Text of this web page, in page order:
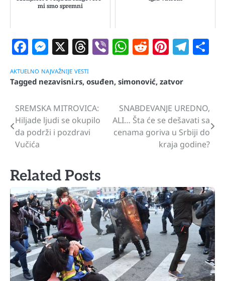
mi smo spremni
Facebook
Messenger
X Threads
ViberWhatsApp
Reddit
AKTUELNO NAJVAŽNIJE VESTI
Tagged nezavisni.rs, osuđen, simonović, zatvor
Navigacija
članaka
SREMSKA MITROVICA:
Hiljade ljudi se okupilo
da podrži i pozdravi
Vučića
SNABDEVANJE UREDNO,
ALI… Šta će se dešavati sa
cenama goriva u Srbiji do
kraja godine?
Related Posts